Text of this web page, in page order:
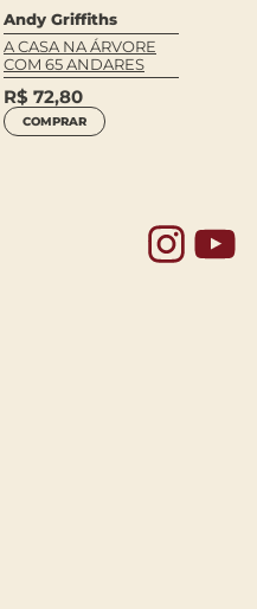
Andy Griffiths
A CASA NA ÁRVORE
COM 65 ANDARES
R$ 72,80
COMPRAR